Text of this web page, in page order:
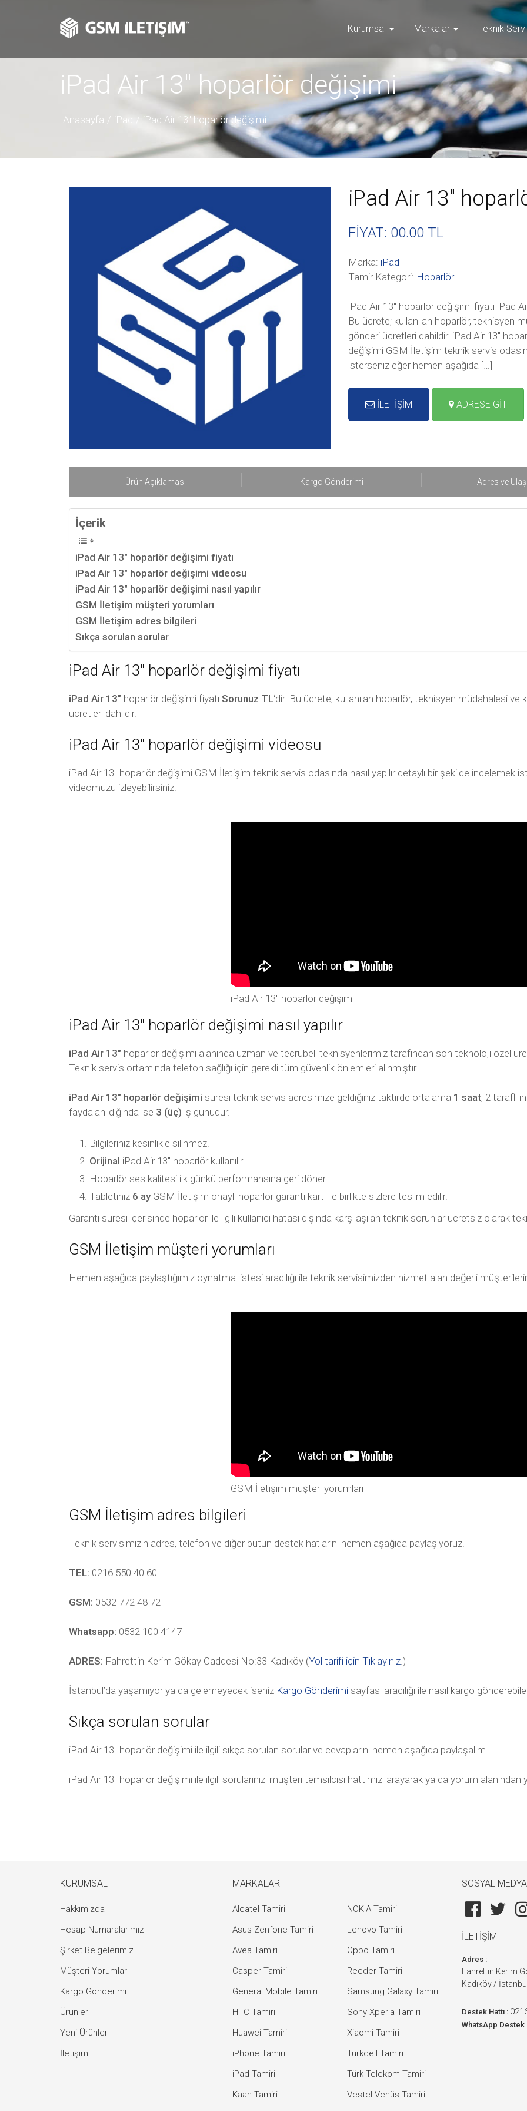
Kurumsal Markalar Teknik
iPad Air 13″ hoparlör değişimi
Anasayfa iPad iPad Air 13" hoparlör değişimi
iPad Air 13″
FİYAT: 00.00 TL
Marka: iPad
Tamir Kategori: Hoparlör
iPad Air 13″ hoparlör değişimi fiyatı iPad
Bu ücrete; kullanılan hoparlör, teknisyen
gönderi ücretleri dahildir. iPad Air 13″
değişimi GSM İletişim teknik servis
isterseniz eğer hemen aşağıda […]
İLETİŞİM ADRESE GİT
Ürün Açıklaması Kargo Gönderimi Adres ve
İçerik
iPad Air 13″ hoparlör değişimi fiyatı
iPad Air 13″ hoparlör değişimi videosu
iPad Air 13″ hoparlör değişimi nasıl yapılır
GSM İletişim müşteri yorumları
GSM İletişim adres bilgileri
Sıkça sorulan sorular
iPad Air 13″ hoparlör değişimi fiyatı
iPad Air 13″ hoparlör değişimi fiyatı Sorunuz TL‘dir. Bu ücrete; kullanılan hoparlör, teknisyen müdahalesi ve
ücretleri dahildir.
iPad Air 13″ hoparlör değişimi videosu
iPad Air 13″ hoparlör değişimi GSM İletişim teknik servis odasında nasıl yapılır detaylı bir şekilde incelemek
videomuzu izleyebilirsiniz.
iPad Air 13″ hoparlör değişimi
iPad Air 13″ hoparlör değişimi nasıl yapılır
iPad Air 13″ hoparlör değişimi alanında uzman ve tecrübeli teknisyenlerimiz tarafından son teknoloji özel
Teknik servis ortamında telefon sağlığı için gerekli tüm güvenlik önlemleri alınmıştır.
iPad Air 13″ hoparlör değişimi süresi teknik servis adresimize geldiğiniz taktirde ortalama 1 saat, 2 taraflı
faydalanıldığında ise 3 (üç) iş günüdür.
Bilgileriniz kesinlikle silinmez.
Orijinal iPad Air 13″ hoparlör kullanılır.
Hoparlör ses kalitesi ilk günkü performansına geri döner.
Tabletiniz 6 ayGSM İletişim onaylı hoparlör garanti kartı ile birlikte sizlere teslim edilir.
Garanti süresi içerisinde hoparlör ile ilgili kullanıcı hatası dışında karşılaşılan teknik sorunlar ücretsiz olarak
GSM İletişim müşteri yorumları
Hemen aşağıda paylaştığımız oynatma listesi aracılığı ile teknik servisimizden hizmet alan değerli
GSM İletişim müşteri yorumları
GSM İletişim adres bilgileri
Teknik servisimizin adres, telefon ve diğer bütün destek hatlarını hemen aşağıda paylaşıyoruz.
TEL: 0216 550 40 60
GSM: 0532 772 48 72
Whatsapp: 0532 100 4147
ADRES: Fahrettin Kerim Gökay Caddesi No:33 Kadıköy (Yol tarifi için Tıklayınız.)
İstanbul’da yaşamıyor ya da gelemeyecek iseniz Kargo Gönderimi sayfası aracılığı ile nasıl kargo
Sıkça sorulan sorular
iPad Air 13″ hoparlör değişimi ile ilgili sıkça sorulan sorular ve cevaplarını hemen aşağıda paylaşalım.
iPad Air 13″ hoparlör değişimi ile ilgili sorularınızı müşteri temsilcisi hattımızı arayarak ya da yorum
KURUMSAL
Hakkımızda
Hesap Numaralarımız
Şirket Belgelerimiz
Müşteri Yorumları
Kargo Gönderimi
Ürünler
Yeni Ürünler
İletişim
MARKALAR
Alcatel Tamiri
Asus Zenfone Tamiri
Avea Tamiri
Casper Tamiri
General Mobile Tamiri
HTC Tamiri
Huawei Tamiri
iPhone Tamiri
iPad Tamiri
Kaan Tamiri
NOKIA Tamiri
Lenovo Tamiri
Oppo Tamiri
Reeder Tamiri
Samsung Galaxy Tamiri
Sony Xperia Tamiri
Xiaomi Tamiri
Turkcell Tamiri
Türk Telekom Tamiri
Vestel Venüs Tamiri
SOSYAL MEDYA
İLETİŞİM
Adres :
Fahrettin Kerim
Kadıköy / İstanbul
Destek Hattı :
WhatsApp Destek